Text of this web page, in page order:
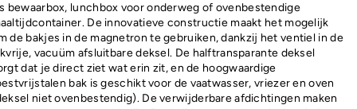
bewaarbox, lunchbox voor onderweg of ovenbestendige
De innovatieve constructie maakt het mogelijk
de bakjes in de magnetron te gebruiken, dankzij het ventiel in de
vacuüm afsluitbare deksel. De halftransparante deksel
dat je direct ziet wat erin zit, en de hoogwaardige
bak is geschikt voor de vaatwasser, vriezer en oven
niet ovenbestendig). De verwijderbare afdichtingen maken